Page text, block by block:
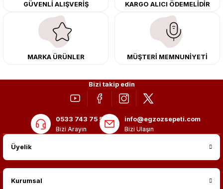
merkezimizde profesyonel montaj yapıyor, Türkiye’nin her yerine güvenli
kargo ile teslimat gerçekleştiriyoruz. Aracınıza değer katmak için doğru
adres: Egzoz Sepeti.
GÜVENLİ ALIŞVERİŞ KARGO ALICI ÖDEMELİDİR
MARKA ÜRÜNLER MÜŞTERİ MEMNUNİYETİ
Bizi takip edin
0533 743 75 56
Bizi Arayın
info@egzozsepeti.com
Bizi Ulaşın
Üyelik
Kurumsal